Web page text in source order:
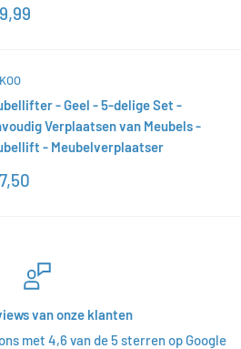
- Geel - 5-delige Set -
Verplaatsen van Meubels -
- Meubelverplaatser
van onze klanten
met 4,6 van de 5 sterren op Google